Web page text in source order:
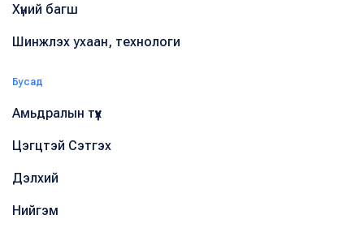
Хүний багш
Шинжлэх ухаан, технологи
Бусад
Амьдралын түүх
Цэгцтэй Сэтгэх
Дэлхий
Нийгэм